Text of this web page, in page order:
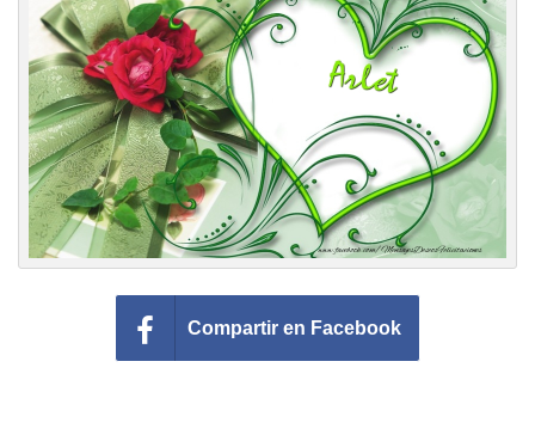
Felicitaciones días del año
Felicitaciones musicales
Entrar
Compartir en Facebook